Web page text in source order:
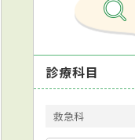
診療科目
救急科